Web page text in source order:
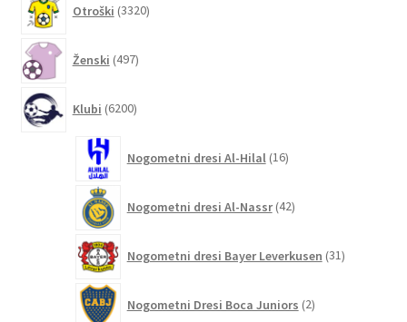
Otroški 3320izdelkov
Ženski 497izdelkov
Klubi 6200izdelkov
Nogometni dresi Al-Hilal 16izdelkov
Nogometni dresi Al-Nassr 42izdelkov
Nogometni dresi Bayer Leverkusen 31izdelkov
Nogometni Dresi Boca Juniors 2izdelka